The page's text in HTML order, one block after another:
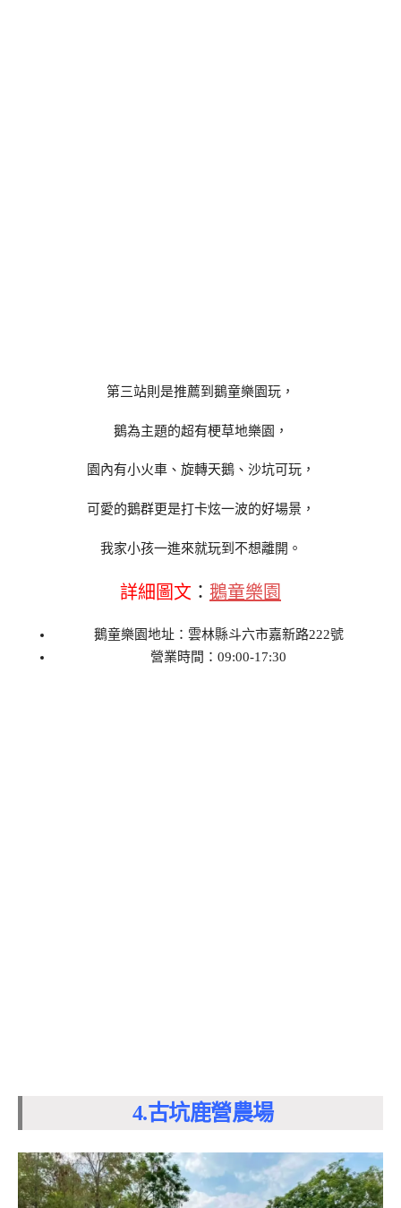
第三站則是推薦到鵝童樂園玩，
鵝為主題的超有梗草地樂園，
園內有小火車、旋轉天鵝、沙坑可玩，
可愛的鵝群更是打卡炫一波的好場景，
我家小孩一進來就玩到不想離開。
詳細圖文 ： 鵝童樂園
鵝童樂園地址：雲林縣斗六市嘉新路222號
營業時間：09:00-17:30
4.古坑鹿營農場